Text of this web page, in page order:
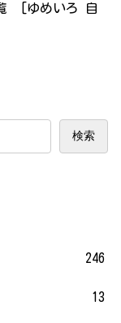
[ゆめいろ 自
検索
246
13